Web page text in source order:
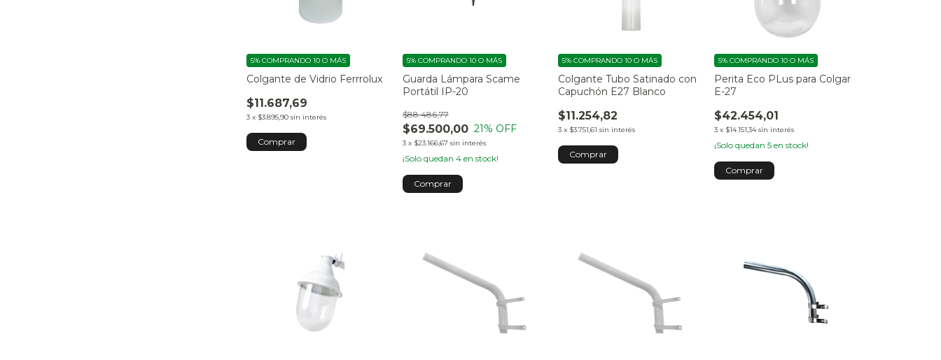
Colgante de Vidrio Ferrrolux
$11.687,69
3 x $3.895,90 sin interés
5%COMPRANDO 10 O MÁS
Guarda Lámpara Scame
Portátil IP-20
$69.500,00
$88.486,77
21% OFF
3 x $23.166,67 sin interés
5% COMPRANDO 10 O MÁS
¡Solo quedan 4en stock!
Colgante Tubo Satinado con
Capuchón E27 Blanco
$11.254,82
3 x $3.751,61 sin interés
5%COMPRANDO 10 O MÁS
Perita Eco PLus para Colgar
E-27
$42.454,01
3 x $14.151,34 sin interés
5% COMPRANDO 10 O MÁS
¡Solo quedan 5en stock!